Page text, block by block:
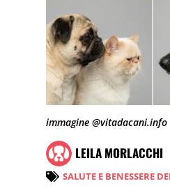
immagine @vitadacani.info
LEILA MORLACCHI
SALUTE E BENESSERE